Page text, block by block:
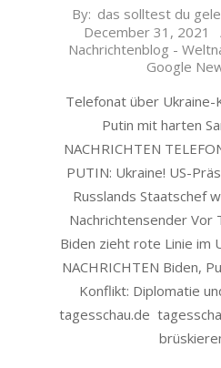
2021-
31
By: das solltest du
December 31, 2021
Nachrichtenblog -
Google
Telefonat über
Putin mit harten
NACHRICHTEN
PUTIN: Ukraine! US-
Russlands Staatschef
Nachrichtensender Vor
Biden zieht rote Linie im
NACHRICHTEN Biden,
Konflikt: Diplomatie
tagesschau.de